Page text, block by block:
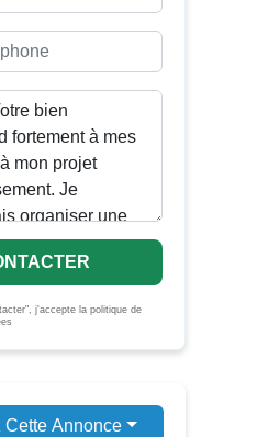
j'accepte la politique de
Cette Annonce